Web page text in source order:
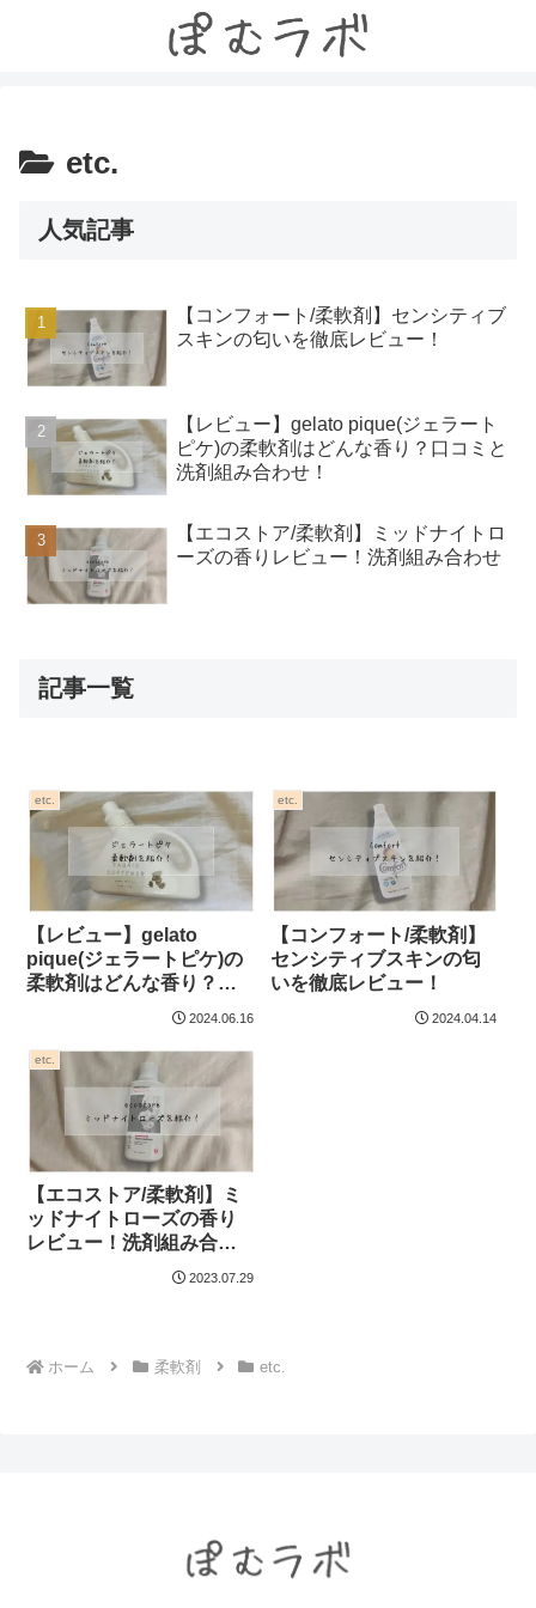
etc.
人気記事
【コンフォート/柔軟剤】センシティブ
スキンの匂いを徹底レビュー！
【レビュー】gelato pique(ジェラート
ピケ)の柔軟剤はどんな香り？口コミと
洗剤組み合わせ！
【エコストア/柔軟剤】ミッドナイトロ
ーズの香りレビュー！洗剤組み合わせ
記事一覧
etc.
【レビュー】gelato
pique(ジェラートピケ)の
柔軟剤はどんな香り？口
コミと洗剤組み合わせ！
2024.06.16
etc.
【コンフォート/柔軟剤】
センシティブスキンの匂
いを徹底レビュー！
2024.04.14
etc.
【エコストア/柔軟剤】ミ
ッドナイトローズの香り
レビュー！洗剤組み合わ
2023.07.29
ホーム 柔軟剤 etc.